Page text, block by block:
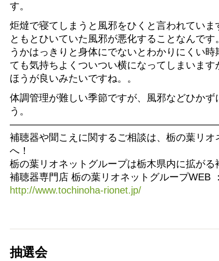
す。
炬燵で寝てしまうと風邪をひくと言われてい
ともとひいていた風邪が悪化することなんで
うかはっきりと身体にでないとわかりにくい
ても気持ちよくついつい横になってしまいま
ほうが良いみたいですね。。
体調管理が難しい季節ですが、風邪などひか
う。
補聴器や聞こえに関するご相談は、栃の葉リオ
へ！
栃の葉リオネットグループは栃木県内に拡がる
補聴器専門店 栃の葉リオネットグループWEB
http://www.tochinoha-rionet.jp/
抽選会